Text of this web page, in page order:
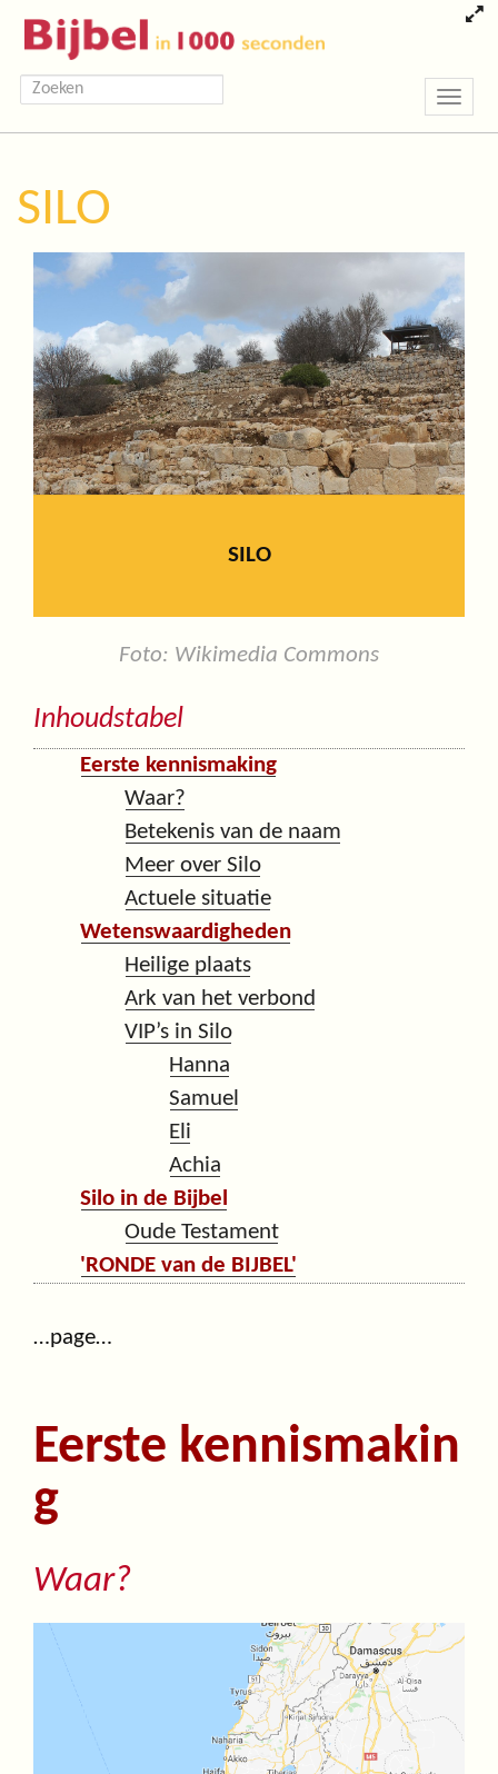
Toggle
SILO
SILO
Foto: Wikimedia Commons
Inhoudstabel
Eerste kennismaking
Waar?
Betekenis van de naam
Meer over Silo
Actuele situatie
Wetenswaardigheden
Heilige plaats
Ark van het verbond
VIP’s in Silo
Hanna
Samuel
Eli
Achia
Silo in de Bijbel
Oude Testament
'RONDE van de BIJBEL'
…page…
Eerste kennismakin
g
Waar?